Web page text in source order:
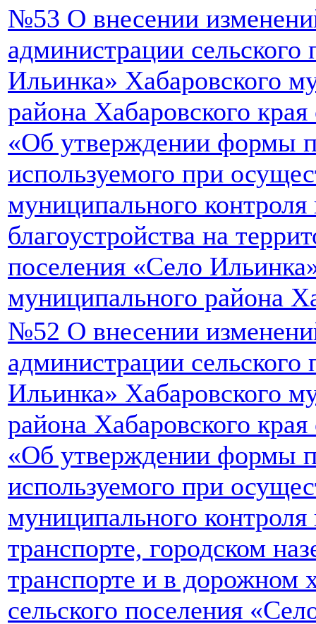
№53 О внесении
администрации сельского
Ильинка» Хабаровского
района Хабаровского
«Об утверждении формы
используемого при
муниципального контроля
благоустройства на
поселения «Село
муниципального района
№52 О внесении
администрации сельского
Ильинка» Хабаровского
района Хабаровского
«Об утверждении формы
используемого при
муниципального
транспорте, городском
транспорте и в дорожном
сельского поселения